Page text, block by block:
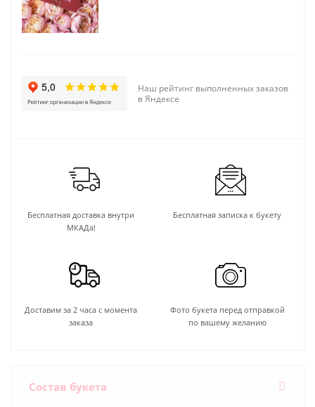
Наш рейтинг выполненных заказов
в Яндексе
Бесплатная доставка внутри
МКАДа!
Бесплатная записка к букету
Доставим за 2 часа с момента
заказа
Фото букета перед отправкой
по вашему желанию
Состав букета